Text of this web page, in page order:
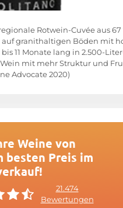
Rotwein-Cuvée aus
auf granithaltigen Böden mit
11 Monate lang in 2.500-
mit mehr Struktur und
Advocate 2020)
Weine von
besten Preis im
21.474
Bewertungen